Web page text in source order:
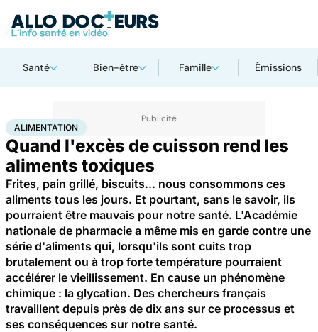
Santé Bien-être Famille Émissions
AccueilSantéMaladies Alimentation
ALIMENTATION
Quand l'excès de cuisson rend les
aliments toxiques
Frites, pain grillé, biscuits... nous consommons ces
aliments tous les jours. Et pourtant, sans le savoir, ils
pourraient être mauvais pour notre santé. L'Académie
nationale de pharmacie a même mis en garde contre une
série d'aliments qui, lorsqu'ils sont cuits trop
brutalement ou à trop forte température pourraient
accélérer le vieillissement. En cause un phénomène
chimique : la glycation. Des chercheurs français
travaillent depuis près de dix ans sur ce processus et
ses conséquences sur notre santé.